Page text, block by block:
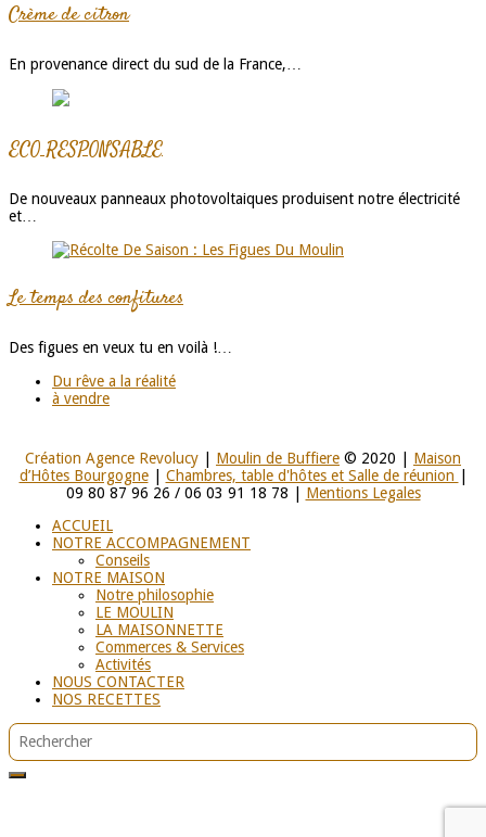
Crème de citron
En provenance direct du sud de la France,…
ECO RESPONSABLE
De nouveaux panneaux photovoltaiques produisent notre électricité
et…
Le temps des confitures
Des figues en veux tu en voilà !…
Du rêve a la réalité
à vendre
Création Agence Revolucy Moulin de Buffiere © 2020 | Maison
d’Hôtes Bourgogne| Chambres, table d'hôtes et Salle de réunion
09 80 87 96 26 / 06 03 91 18 78 | Mentions Legales
ACCUEIL
NOTRE ACCOMPAGNEMENT
Conseils
NOTRE MAISON
Notre philosophie
LE MOULIN
LA MAISONNETTE
Commerces & Services
Activités
NOUS CONTACTER
NOS RECETTES